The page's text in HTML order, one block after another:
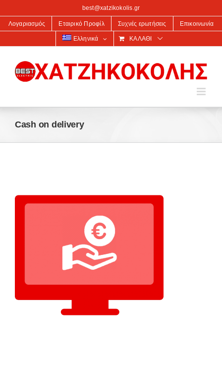
best@xatzikokolis.gr
Λογαριασμός Εταιρικό Προφίλ Συχνές ερωτήσεις Επικοινωνία
Ελληνικά ΚΑΛΆΘΙ
Cash on delivery